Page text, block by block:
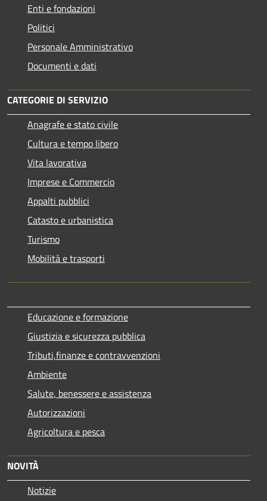
Enti e fondazioni
Politici
Personale Amministrativo
Documenti e dati
CATEGORIE DI SERVIZIO
Anagrafe e stato civile
Cultura e tempo libero
Vita lavorativa
Imprese e Commercio
Appalti pubblici
Catasto e urbanistica
Turismo
Mobilità e trasporti
Educazione e formazione
Giustizia e sicurezza pubblica
Tributi,finanze e contravvenzioni
Ambiente
Salute, benessere e assistenza
Autorizzazioni
Agricoltura e pesca
NOVITÀ
Notizie